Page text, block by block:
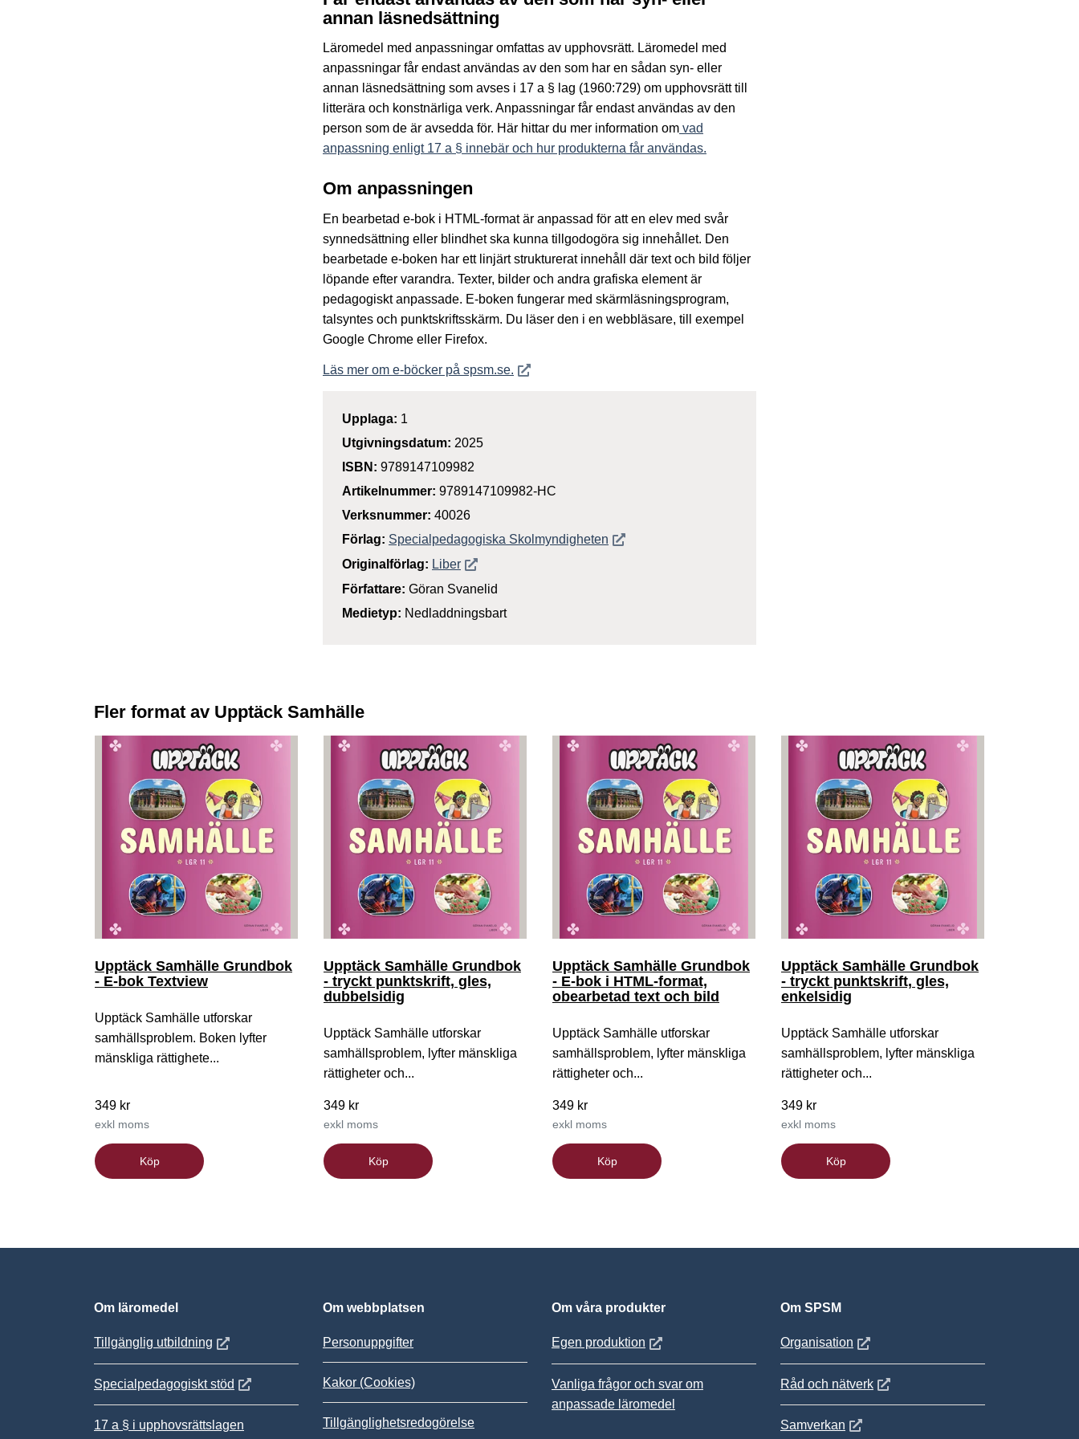
annan läsnedsättning
Läromedel med anpassningar omfattas av upphovsrätt. Läromedel med
anpassningar får endast användas av den som har en sådan syn- eller
annan läsnedsättning som avses i 17 a § lag (1960:729) om upphovsrätt till
litterära och konstnärliga verk. Anpassningar får endast användas av den
person som de är avsedda för. Här hittar du mer information omvad
anpassning enligt 17 a § innebär och hur produkterna får användas.
Om anpassningen
En bearbetad e-bok i HTML-format är anpassad för att en elev med svår
synnedsättning eller blindhet ska kunna tillgodogöra sig innehållet. Den
bearbetade e-boken har ett linjärt strukturerat innehåll där text och bild följer
löpande efter varandra. Texter, bilder och andra grafiska element är
pedagogiskt anpassade. E-boken fungerar med skärmläsningsprogram,
talsyntes och punktskriftsskärm. Du läser den i en webbläsare, till exempel
Google Chrome eller Firefox.
Läs mer om e-böcker på spsm.se. Öppnas i nytt fönster
Upplaga: 1
Utgivningsdatum: 2025
ISBN: 9789147109982
Artikelnummer: 9789147109982-HC
Verksnummer: 40026
Förlag: Specialpedagogiska SkolmyndighetenÖppnas i nytt fönster
Originalförlag: LiberÖppnas i nytt fönster
Författare: Göran Svanelid
Medietyp: Nedladdningsbart
Fler format av Upptäck Samhälle
Upptäck Samhälle Grundbok
- E-bok Textview
Upptäck Samhälle utforskar
samhällsproblem. Boken lyfter
mänskliga rättighete...
349 kr
exkl moms
Köp
Upptäck Samhälle Grundbok
- tryckt punktskrift, gles,
dubbelsidig
Upptäck Samhälle utforskar
samhällsproblem, lyfter mänskliga
rättigheter och...
349 kr
exkl moms
Köp
Upptäck Samhälle Grundbok
- E-bok i HTML-format,
obearbetad text och bild
Upptäck Samhälle utforskar
samhällsproblem, lyfter mänskliga
rättigheter och...
349 kr
exkl moms
Köp
Upptäck Samhälle Grundbok
- tryckt punktskrift, gles,
enkelsidig
Upptäck Samhälle utforskar
samhällsproblem, lyfter mänskliga
rättigheter och...
349 kr
exkl moms
Köp
Om läromedel
Tillgänglig utbildning Öppnas i nytt fönster
Specialpedagogiskt stöd Öppnas i nytt fönster
17 a § i upphovsrättslagen
Om webbplatsen
Personuppgifter
Kakor (Cookies)
Tillgänglighetsredogörelse
Om våra produkter
Egen produktion Öppnas i nytt fönster
Vanliga frågor och svar om
anpassade läromedel
Om SPSM
Organisation Öppnas i nytt fönster
Råd och nätverkÖppnas i nytt fönster
Samverkan Öppnas i nytt fönster